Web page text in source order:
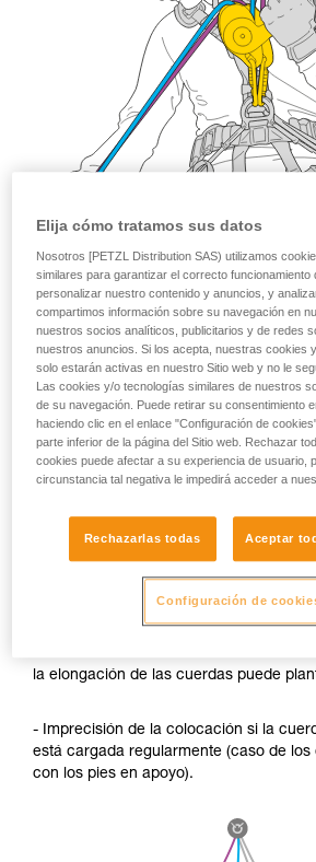
SI NO UTILIZA ESTA TÉCNICA durante
la elongación de las cuerdas puede
- Imprecisión de la colocación si la
está cargada regularmente (caso de los
con los pies en apoyo).
Elija cómo tratamos sus datos
Nosotros [PETZL Distribution SAS) utilizamos
similares para garantizar el correcto funcionamiento
personalizar nuestro contenido y anuncios, y
compartimos información sobre su navegación en
nuestros socios analíticos, publicitarios y de redes
nuestros anuncios. Si los acepta, nuestras cookies
solo estarán activas en nuestro Sitio web y no le
Las cookies y/o tecnologías similares de nuestros
de su navegación. Puede retirar su consentimiento
haciendo clic en el enlace "Configuración de
parte inferior de la página del Sitio web. Rechazar
cookies puede afectar a su experiencia de usuario,
circunstancia tal negativa le impedirá acceder a
Rechazarlas todas Aceptar
Configuración de